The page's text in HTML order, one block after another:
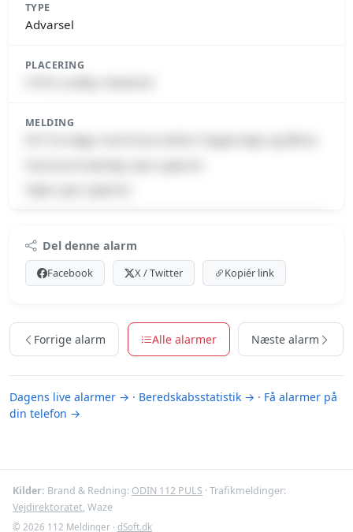
TYPE
Advarsel
PLACERING
MELDING
Log ind med Premium for at se meldingen og kortet.
Del denne alarm
Facebook X / Twitter Kopiér link
Forrige alarm Alle alarmer Næste alarm
Dagens live alarmer → · Beredskabsstatistik → · Få alarmer på
din telefon →
Kilder: Brand & Redning: ODIN 112 PULS · Trafikmeldinger:
Vejdirektoratet, Waze
© 2026 112 Meldinger · dSoft.dk